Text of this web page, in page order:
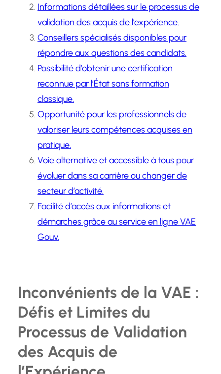
Informations détaillées sur le processus de
validation des acquis de l’expérience.
Conseillers spécialisés disponibles pour
répondre aux questions des candidats.
Possibilité d’obtenir une certification
reconnue par l’État sans formation
classique.
Opportunité pour les professionnels de
valoriser leurs compétences acquises en
pratique.
Voie alternative et accessible à tous pour
évoluer dans sa carrière ou changer de
secteur d’activité.
Facilité d’accès aux informations et
démarches grâce au service en ligne VAE
Gouv.
Inconvénients de la VAE :
Défis et Limites du
Processus de Validation
des Acquis de